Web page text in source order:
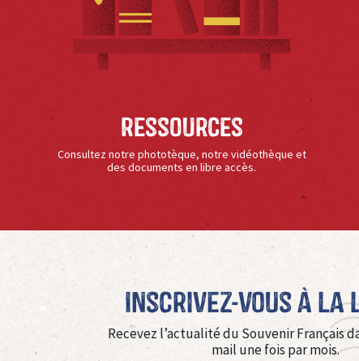
Ressources
Consultez notre phototèque, notre vidéothèque et
des documents en libre accès.
Inscrivez-vous à
Recevez l’actualité du Souvenir Français
mail une fois par mois.